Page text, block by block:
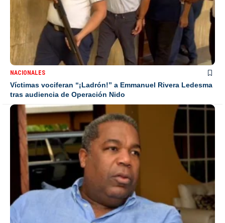
NACIONALES
Víctimas vociferan “¡Ladrón!” a Emmanuel Rivera Ledesma
tras audiencia de Operación Nido